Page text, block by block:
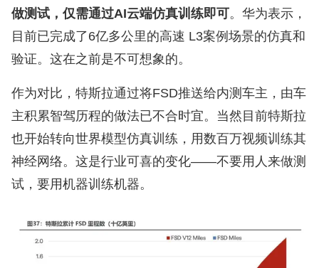
做测试，仅需通过AI云端仿真训练即可。华为表示，
目前已完成了6亿多公里的高速 L3案例场景的仿真和
验证。这在之前是不可想象的。
作为对比，特斯拉通过将FSD推送给内测车主，由车
主积累智驾历程的做法已不合时宜。当然目前特斯拉
也开始转向世界模型仿真训练，用数百万视频训练其
神经网络。这是行业可喜的变化——不要用人来做测
试，要用机器训练机器。